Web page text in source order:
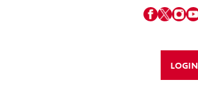
LOGIN